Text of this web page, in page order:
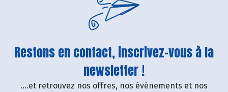
Restons en contact, inscrivez-vous à la
newsletter !
....et retrouvez nos offres, nos événements et nos